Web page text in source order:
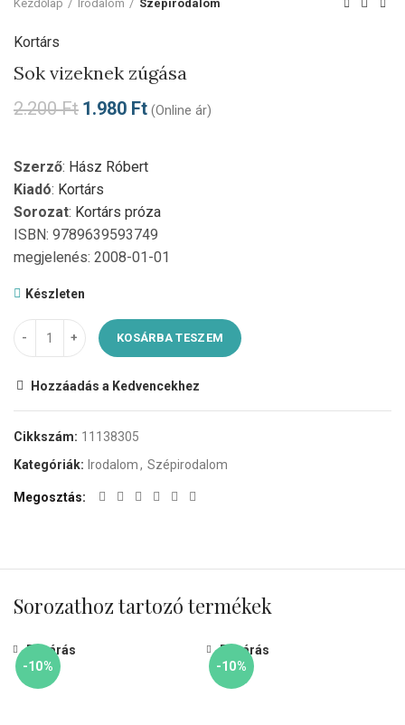
Kezdőlap Irodalom Szépirodalom
Kortárs
Sok vizeknek zúgása
2.200Ft 1.980 Ft (Online ár)
Szerző: Hász Róbert
Kiadó: Kortárs
Sorozat: Kortárs próza
ISBN: 9789639593749
megjelenés: 2008-01-01
Készleten
KOSÁRBA TESZEM
Hozzáadás a Kedvencekhez
Cikkszám: 11138305
Kategóriák: Irodalom, Szépirodalom
Megosztás
Sorozathoz tartozó termékek
-10%
Bezárás
-10%
Bezárás